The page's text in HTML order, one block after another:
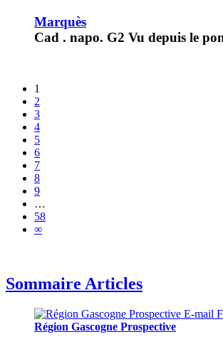
Marquès
Cad . napo. G2 Vu depuis le
1
2
3
4
5
6
7
8
9
…
58
∞
Sommaire Articles
Région Gascogne Prospective